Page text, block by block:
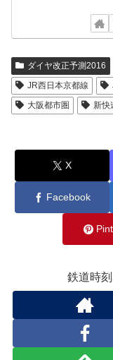
ダイヤ改正予測2016
JR西日本京都線
大阪都市圏
新快
X
Facebook
鉄道時